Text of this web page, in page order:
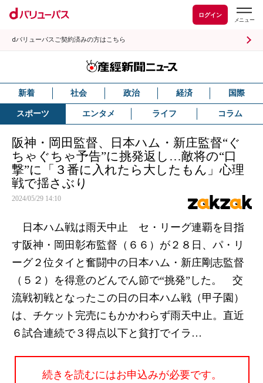
ログイン
dバリューパスご契約済みの方はこちら
新着 社会 政治 経済 国際
スポーツ エンタメ ライフ コラム
阪神・岡田監督、日本ハム・新庄監督“ぐ
ちゃぐちゃ予告”に挑発返し…敵将の“口
撃”に「３番に入れたら大したもん」心理
戦で揺さぶり
2024/05/29 14:10
日本ハム戦は雨天中止 セ・リーグ連覇を目指
す阪神・岡田彰布監督（６６）が２８日、パ・リ
ーグ２位タイと奮闘中の日本ハム・新庄剛志監督
（５２）を得意のどんでん節で“挑発”した。 交
流戦初戦となったこの日の日本ハム戦（甲子園）
は、チケット完売にもかかわらず雨天中止。直近
６試合連続で３得点以下と貧打でイラ…
続きを読むにはお申込みが必要です。